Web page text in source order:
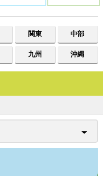
関東 中部
九州 沖縄